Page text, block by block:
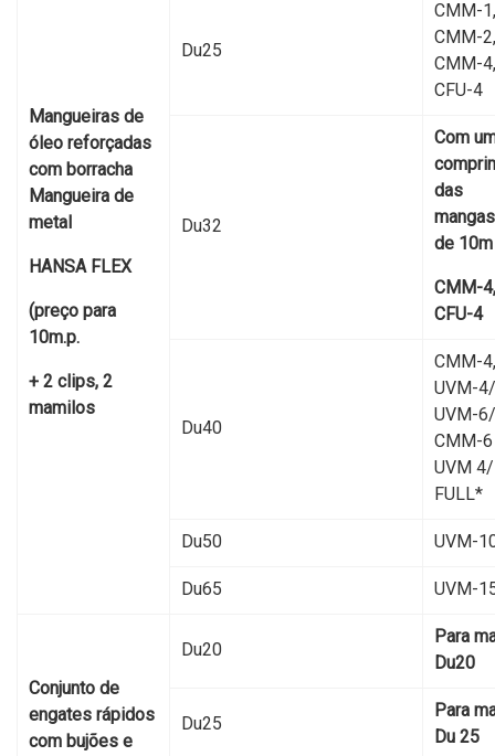
Mangueiras de
óleo reforçadas
com borracha
Mangueira de
metal
HANSA FLEX
(preço para
10m.p.
+ 2 clips, 2
mamilos
Du25
CMM-1,
CMM-
CMM-4,
CFU-4
Du32
Com
das
de 10m
CMM-4,
CFU-4
Du40
CMM-4,
UVM-
UVM-
CMM-6
UVM
FULL*
Du50 UVM-
Du65 UVM-
Conjunto de
engates rápidos
com bujões e
Du20
Para
Du20
Du25
Para
Du 25